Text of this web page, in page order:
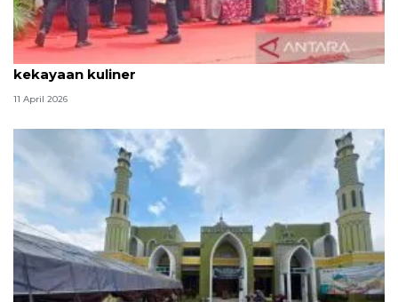
Tradisi hantaran Lebaran Betawi simbol bakti dan
kekayaan kuliner
11 April 2026